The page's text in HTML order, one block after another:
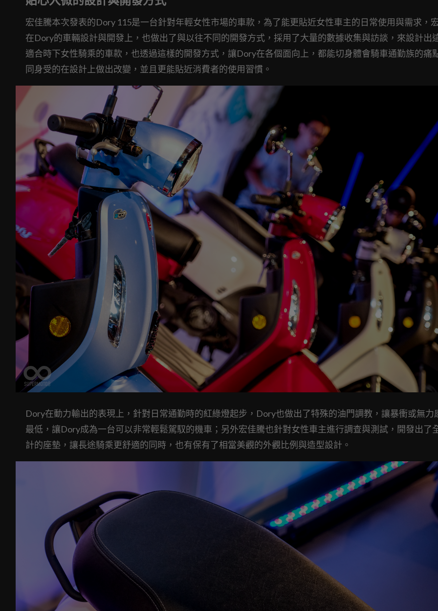
宏佳騰本次發表的Dory 115是一台針對年輕女性市場的車款，為了能更貼近女性車主的日常使用與需求，
在Dory的車輛設計與開發上，也做出了與以往不同的開發方式，採用了大量的數據收集與訪談，來設計出
適合時下女性騎乘的車款，也透過這樣的開發方式，讓Dory在各個面向上，都能切身體會騎車通勤族的痛
同身受的在設計上做出改變，並且更能貼近消費者的使用習慣。
Dory在動力輸出的表現上，針對日常通勤時的紅綠燈起步，Dory也做出了特殊的油門調教，讓暴衝或無力
最低，讓Dory成為一台可以非常輕鬆駕馭的機車；另外宏佳騰也針對女性車主進行調查與測試，開發出了
計的座墊，讓長途騎乘更舒適的同時，也有保有了相當美觀的外觀比例與造型設計。